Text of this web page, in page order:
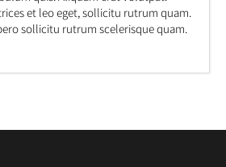
et leo eget, sollicitu rutrum quam.
sollicitu rutrum scelerisque quam.